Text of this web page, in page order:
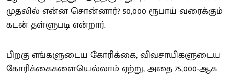
முதலில் என்ன சொன்னார்? 50,000 ரூபாய் வரைக்கும்
கடன் தள்ளுபடி என்றார்.
பிறகு எங்களுடைய கோரிக்கை, விவசாயிகளுடைய
கோரிக்கைகளையெல்லாம் ஏற்று, அதை 75,000-ஆக